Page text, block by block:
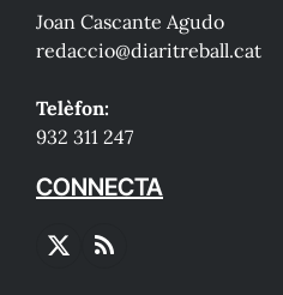
Joan Cascante Agudo
redaccio@diaritreball.cat
Telèfon:
932 311 247
CONNECTA
X
RSS